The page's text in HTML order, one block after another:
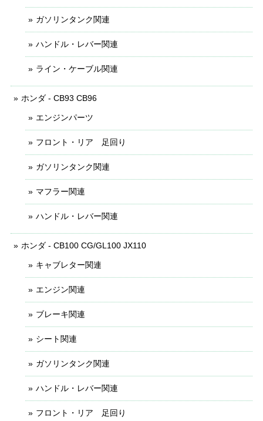
ガソリンタンク関連
ハンドル・レバー関連
ライン・ケーブル関連
ホンダ - CB93 CB96
エンジンパーツ
フロント・リア 足回り
ガソリンタンク関連
マフラー関連
ハンドル・レバー関連
ホンダ - CB100 CG/GL100 JX110
キャブレター関連
エンジン関連
ブレーキ関連
シート関連
ガソリンタンク関連
ハンドル・レバー関連
フロント・リア 足回り